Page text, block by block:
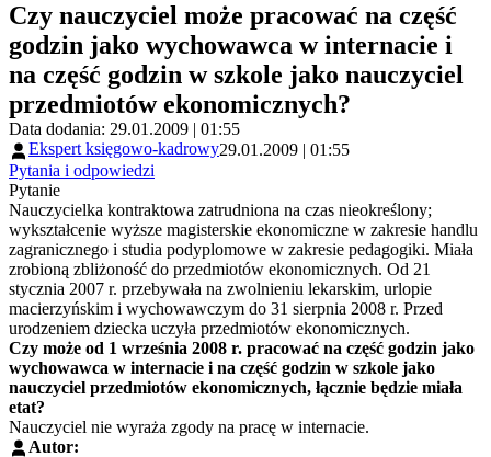
Czy nauczyciel może pracować na część
godzin jako wychowawca w internacie i
na część godzin w szkole jako nauczyciel
przedmiotów ekonomicznych?
Data dodania: 29.01.2009 | 01:55
Ekspert księgowo-kadrowy29.01.2009 | 01:55
Pytania i odpowiedzi
Pytanie
Nauczycielka kontraktowa zatrudniona na czas nieokreślony;
wykształcenie wyższe magisterskie ekonomiczne w zakresie handlu
zagranicznego i studia podyplomowe w zakresie pedagogiki. Miała
zrobioną zbliżoność do przedmiotów ekonomicznych. Od 21
stycznia 2007 r. przebywała na zwolnieniu lekarskim, urlopie
macierzyńskim i wychowawczym do 31 sierpnia 2008 r. Przed
urodzeniem dziecka uczyła przedmiotów ekonomicznych.
Czy może od 1 września 2008 r. pracować na część godzin jako
wychowawca w internacie i na część godzin w szkole jako
nauczyciel przedmiotów ekonomicznych, łącznie będzie miała
etat?
Nauczyciel nie wyraża zgody na pracę w internacie.
Autor: